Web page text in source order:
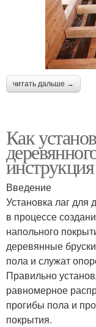
читать дальше →
Как
инструкция
Введение
Установка лаг
в процессе
напольного
деревянные
пола и служат
Правильно
равномерное
прогибы пола и
покрытия.